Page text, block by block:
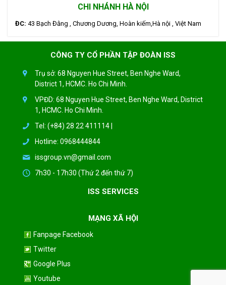
CHI NHÁNH HÀ NỘI
ĐC: 43 Bạch Đằng , Chương Dương, Hoàn kiếm,Hà nội , Việt Nam
CÔNG TY CỔ PHẦN TẬP ĐOÀN ISS
Trụ sở: 68 Nguyen Hue Street, Ben Nghe Ward,
District 1, HCMC. Ho Chi Minh.
VPĐD: 68 Nguyen Hue Street, Ben Nghe Ward, District
1, HCMC. Ho Chi Minh.
Tel: (+84) 28 22 411114 |
Hotline: 0968444844
issgroup.vn@gmail.com
7h30 - 17h30 (Thứ 2 đến thứ 7)
ISS SERVICES
MẠNG XÃ HỘI
Fanpage Facebook
Twitter
Google Plus
Youtube